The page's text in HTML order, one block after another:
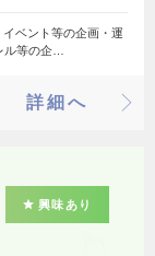
ベント等の企画・運
ル等の企…
詳細へ
興味あり